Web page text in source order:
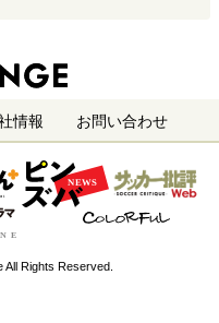
情報 お問い合わせ
Rights Reserved.